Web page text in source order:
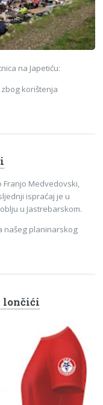
na Japetiću:
korištenja
Medvedovski,
ispraćaj je u
u Jastrebarskom.
našeg planinarskog
lončići